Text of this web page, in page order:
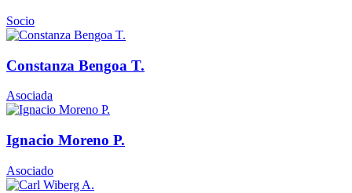
Socio
Constanza Bengoa T.
Asociada
Ignacio Moreno P.
Asociado